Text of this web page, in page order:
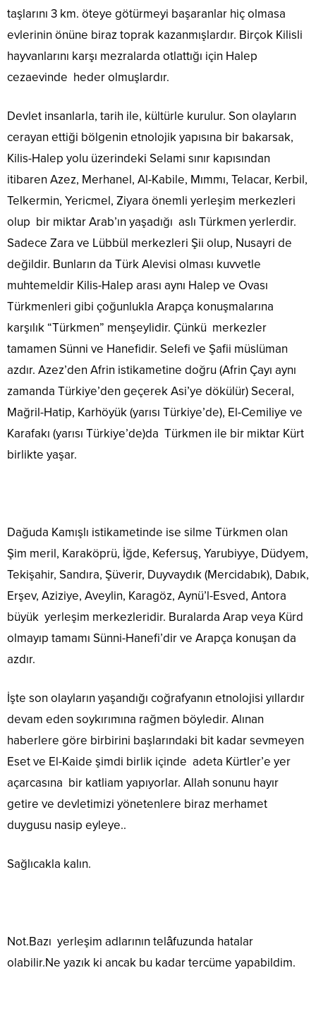
taşlarını 3 km. öteye götürmeyi başaranlar hiç olmasa
evlerinin önüne biraz toprak kazanmışlardır. Birçok Kilisli
hayvanlarını karşı mezralarda otlattığı için Halep
cezaevinde heder olmuşlardır.
Devlet insanlarla, tarih ile, kültürle kurulur. Son olayların
cerayan ettiği bölgenin etnolojik yapısına bir bakarsak,
Kilis-Halep yolu üzerindeki Selami sınır kapısından
itibaren Azez, Merhanel, Al-Kabile, Mımmı, Telacar, Kerbil,
Telkermin, Yericmel, Ziyara önemli yerleşim merkezleri
olup bir miktar Arab’ın yaşadığı aslı Türkmen yerlerdir.
Sadece Zara ve Lübbül merkezleri Şii olup, Nusayri de
değildir. Bunların da Türk Alevisi olması kuvvetle
muhtemeldir Kilis-Halep arası aynı Halep ve Ovası
Türkmenleri gibi çoğunlukla Arapça konuşmalarına
karşılık “Türkmen” menşeylidir. Çünkü merkezler
tamamen Sünni ve Hanefidir. Selefi ve Şafii müslüman
azdır. Azez’den Afrin istikametine doğru (Afrin Çayı aynı
zamanda Türkiye’den geçerek Asi’ye dökülür) Seceral,
Mağril-Hatip, Karhöyük (yarısı Türkiye’de), El-Cemiliye ve
Karafakı (yarısı Türkiye’de)da Türkmen ile bir miktar Kürt
birlikte yaşar.
Dağuda Kamışlı istikametinde ise silme Türkmen olan
Şim meril, Karaköprü, İğde, Kefersuş, Yarubiyye, Düdyem,
Tekişahir, Sandıra, Şüverir, Duyvaydık (Mercidabık), Dabık,
Erşev, Aziziye, Aveylin, Karagöz, Aynü’l-Esved, Antora
büyük yerleşim merkezleridir. Buralarda Arap veya Kürd
olmayıp tamamı Sünni-Hanefi’dir ve Arapça konuşan da
azdır.
İşte son olayların yaşandığı coğrafyanın etnolojisi yıllardır
devam eden soykırımına rağmen böyledir. Alınan
haberlere göre birbirini başlarındaki bit kadar sevmeyen
Eset ve El-Kaide şimdi birlik içinde adeta Kürtler’e yer
açarcasına bir katliam yapıyorlar. Allah sonunu hayır
getire ve devletimizi yönetenlere biraz merhamet
duygusu nasip eyleye..
Sağlıcakla kalın.
Not.Bazı yerleşim adlarının telâfuzunda hatalar
olabilir.Ne yazık ki ancak bu kadar tercüme yapabildim.